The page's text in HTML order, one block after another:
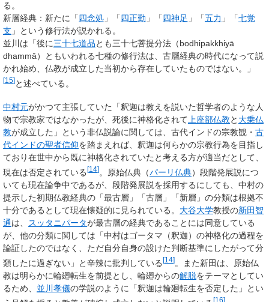
る。
新層経典：新たに「四念処 」「四正勤 」「四神足 」「五力 」「七覚
支 」という修行法が説かれる。
並川は「後に三十七道品とも三十七菩提分法（bodhipakkhiyā
dhammā）ともいわれる七種の修行法は、古層経典の時代になって説
かれ始め、仏教が成立した当初から存在していたものではない。」
[15] と述べている。
中村元がかつて主張していた「釈迦は教えを説いた哲学者のような人
物で宗教家ではなかったが、死後に神格化されて上座部仏教と 大乗仏
教が成立した」という非仏説論に関しては、古代インドの宗教観・ 古
代インドの聖者信仰を踏まえれば、釈迦は何らかの宗教行為を目指し
ており在世中から既に神格化されていたと考える方が適当だとして、
現在は否定されている [14] 。原始仏典（パーリ仏典）段階発展説につ
いても現在論争中であるが、段階発展説を採用するにしても、中村の
提示した初期仏教経典の「最古層」「古層」「新層」の分類は根拠不
十分であるとして現在懐疑的に見られている。 大谷大学教授の新田智
通は、 スッタニパータが最古層の経典であることには同意している
が、他の分類に関しては「中村はゴータマ（釈迦）の神格化の過程を
論証したのではなく、ただ自分自身の設けた判断基準にしたがって分
類したに過ぎない」と辛辣に批判している [14] 。また新田は、原始仏
教は明らかに輪廻転生を前提とし、輪廻からの解脱をテーマとしてい
るため、 並川孝儀の学説のように「釈迦は輪廻転生を否定した」とい
[16]